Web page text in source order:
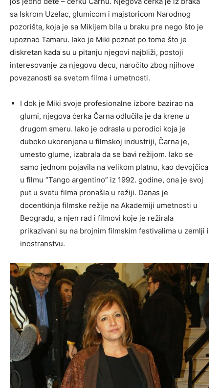
sa Iskrom Uzelac, glumicom i majstoricom Narodnog
pozorišta, koja je sa Mikijem bila u braku pre nego što je
upoznao Tamaru. Iako je Miki poznat po tome što je
diskretan kada su u pitanju njegovi najbliži, postoji
interesovanje za njegovu decu, naročito zbog njihove
povezanosti sa svetom filma i umetnosti.
I dok je Miki svoje profesionalne izbore bazirao na
glumi, njegova ćerka Čarna odlučila je da krene u
drugom smeru. Iako je odrasla u porodici koja je
duboko ukorenjena u filmskoj industriji, Čarna je,
umesto glume, izabrala da se bavi režijom. Iako se
samo jednom pojavila na velikom platnu, kao devojčica
u filmu “Tango argentino” iz 1992. godine, ona je svoj
put u svetu filma pronašla u režiji. Danas je
docentkinja filmske režije na Akademiji umetnosti u
Beogradu, a njen rad i filmovi koje je režirala
prikazivani su na brojnim filmskim festivalima u zemlji i
inostranstvu.